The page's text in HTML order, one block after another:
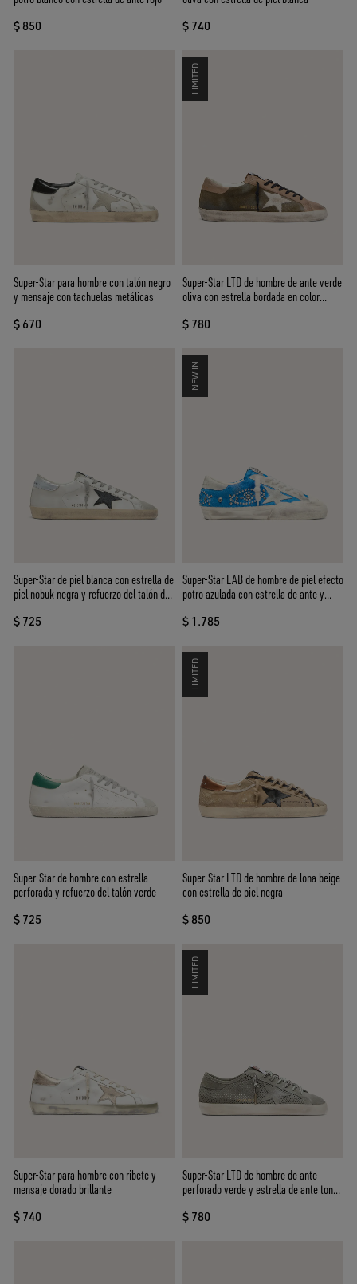
$ 850 $ 740
Super-Star para hombre con talón negro
y mensaje con tachuelas metálicas
$ 670
LIMITED
Super-Star LTD de hombre de ante verde
oliva con estrella bordada en color
$ 780
Super-Star de piel blanca con estrella de
piel nobuk negra y refuerzo del talón de
$ 725
NEW IN
Super-Star LAB de hombre de piel efecto
potro azulada con estrella de ante y
$ 1.785
Super-Star de hombre con estrella
perforada y refuerzo del talón verde
$ 725
LIMITED
Super-Star LTD de hombre de lona beige
con estrella de piel negra
$ 850
Super-Star para hombre con ribete y
mensaje dorado brillante
$ 740
LIMITED
Super-Star LTD de hombre de ante
perforado verde y estrella de ante tono
$ 780